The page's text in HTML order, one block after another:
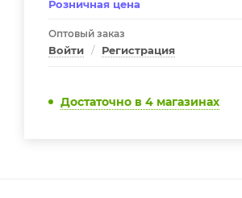
Розничная цена
Оптовый заказ
Войти / Регистрация
Достаточно в 4 магазинах